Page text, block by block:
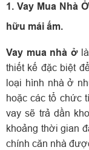
1. Vay Mua Nhà
hữu mái ấm.
Vay mua nhà ởlà
thiết kế đặc biệt
loại hình nhà ở
hoặc các tổ chức
vay sẽ trả dần
khoảng thời gian
chính căn nhà